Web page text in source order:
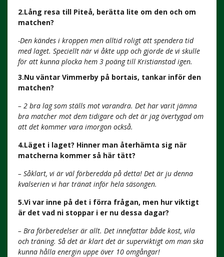
2.Lång resa till Piteå, berätta lite om den och om
matchen?
-Den kändes i kroppen men alltid roligt att spendera tid
med laget. Speciellt när vi åkte upp och gjorde de vi skulle
för att kunna plocka hem 3 poäng till Kristianstad igen.
3.Nu väntar Vimmerby på bortais, tankar inför den
matchen?
– 2 bra lag som ställs mot varandra. Det har varit jämna
bra matcher mot dem tidigare och det är jag övertygad om
att det kommer vara imorgon också.
4.Läget i laget? Hinner man återhämta sig när
matcherna kommer så här tätt?
– Såklart, vi är väl förberedda på detta! Det är ju denna
kvalserien vi har tränat inför hela säsongen.
5.Vi var inne på det i förra frågan, men hur viktigt
är det vad ni stoppar i er nu dessa dagar?
– Bra förberedelser är allt. Det innefattar både kost, vila
och träning. Så det är klart det är superviktigt om man ska
kunna hålla energin uppe över 10 omgångar!